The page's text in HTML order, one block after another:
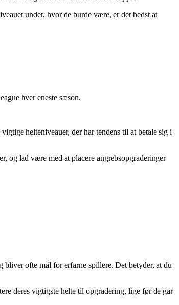
under, hvor de burde være, er det bedst at
hver eneste sæson.
helteniveauer, der har tendens til at betale sig i
og lad være med at placere angrebsopgraderinger
bliver ofte mål for erfarne spillere. Det betyder, at du
deres vigtigste helte til opgradering, lige før de går